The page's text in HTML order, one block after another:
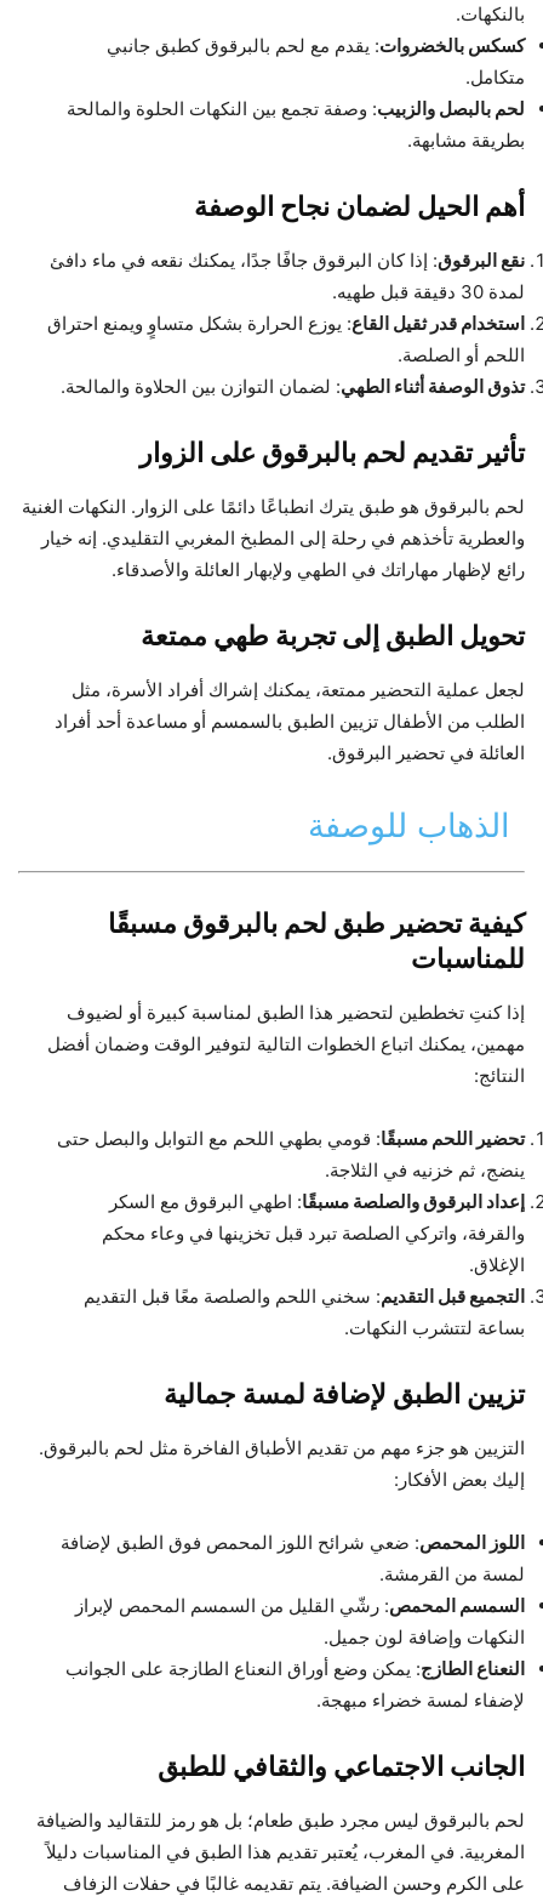
بالنكهات.
كسكس بالخضروات: يقدم مع لحم بالبرقوق كطبق جانبي
متكامل.
لحم بالبصل والزبيب: وصفة تجمع بين النكهات الحلوة والمالحة
بطريقة مشابهة.
أهم الحيل لضمان نجاح الوصفة
نقع البرقوق: إذا كان البرقوق جافًا جدًا، يمكنك نقعه في ماء دافئ
لمدة 30 دقيقة قبل طهيه.
استخدام قدر ثقيل القاع: يوزع الحرارة بشكل متساوٍ ويمنع احتراق
اللحم أو الصلصة.
تذوق الوصفة أثناء الطهي: لضمان التوازن بين الحلاوة والمالحة.
تأثير تقديم لحم بالبرقوق على الزوار
لحم بالبرقوق هو طبق يترك انطباعًا دائمًا على الزوار. النكهات الغنية
والعطرية تأخذهم في رحلة إلى المطبخ المغربي التقليدي. إنه خيار
رائع لإظهار مهاراتك في الطهي ولإبهار العائلة والأصدقاء.
تحويل الطبق إلى تجربة طهي ممتعة
لجعل عملية التحضير ممتعة، يمكنك إشراك أفراد الأسرة، مثل
الطلب من الأطفال تزيين الطبق بالسمسم أو مساعدة أحد أفراد
العائلة في تحضير البرقوق.
الذهاب للوصفة
كيفية تحضير طبق لحم بالبرقوق مسبقًا
للمناسبات
إذا كنتِ تخططين لتحضير هذا الطبق لمناسبة كبيرة أو لضيوف
مهمين، يمكنك اتباع الخطوات التالية لتوفير الوقت وضمان أفضل
النتائج:
تحضير اللحم مسبقًا: قومي بطهي اللحم مع التوابل والبصل حتى
ينضج، ثم خزنيه في الثلاجة.
إعداد البرقوق والصلصة مسبقًا: اطهي البرقوق مع السكر
والقرفة، واتركي الصلصة تبرد قبل تخزينها في وعاء محكم
الإغلاق.
التجميع قبل التقديم: سخني اللحم والصلصة معًا قبل التقديم
بساعة لتتشرب النكهات.
تزيين الطبق لإضافة لمسة جمالية
التزيين هو جزء مهم من تقديم الأطباق الفاخرة مثل لحم بالبرقوق.
إليك بعض الأفكار:
اللوز المحمص: ضعي شرائح اللوز المحمص فوق الطبق لإضافة
لمسة من القرمشة.
السمسم المحمص: رشّي القليل من السمسم المحمص لإبراز
النكهات وإضافة لون جميل.
النعناع الطازج: يمكن وضع أوراق النعناع الطازجة على الجوانب
لإضفاء لمسة خضراء مبهجة.
الجانب الاجتماعي والثقافي للطبق
لحم بالبرقوق ليس مجرد طبق طعام؛ بل هو رمز للتقاليد والضيافة
المغربية. في المغرب، يُعتبر تقديم هذا الطبق في المناسبات دليلاً
على الكرم وحسن الضيافة. يتم تقديمه غالبًا في حفلات الزفاف